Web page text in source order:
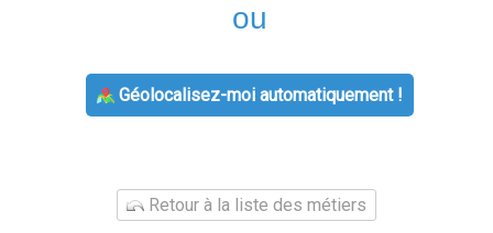
ou
Géolocalisez-moi automatiquement !
Retour à la liste des métiers